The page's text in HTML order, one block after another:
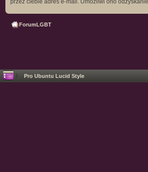
przez ciebie adres e-mail. Umożliwi ono
ForumLGBT
Pro Ubuntu Lucid Style